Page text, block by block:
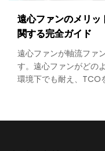
遠心ファンのメリ
関する完全ガイド
遠心ファンが軸流ファ
す。遠心ファンがどの
環境下でも耐え、TCO